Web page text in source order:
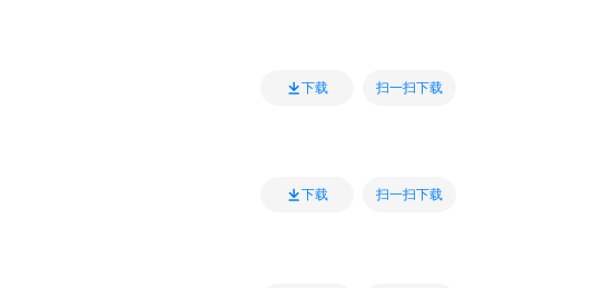
下载 扫一扫下载
下载 扫一扫下载